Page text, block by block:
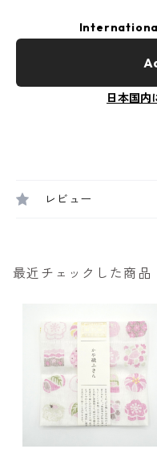
日本国内
レビュー
最近チェックした商品